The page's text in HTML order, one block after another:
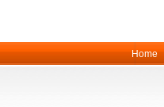
Home